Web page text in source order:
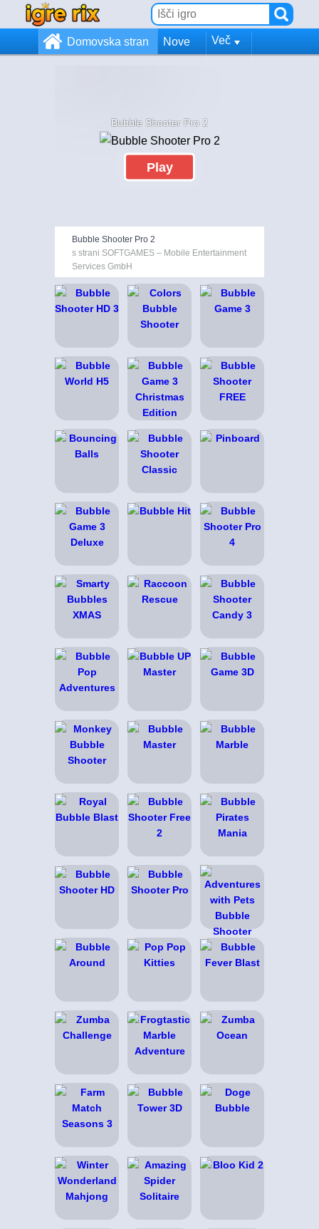
Domovska stran Nove Več
Bubble Shooter Pro 2
Play
Bubble Shooter Pro 2
s strani SOFTGAMES – Mobile Entertainment
Services GmbH